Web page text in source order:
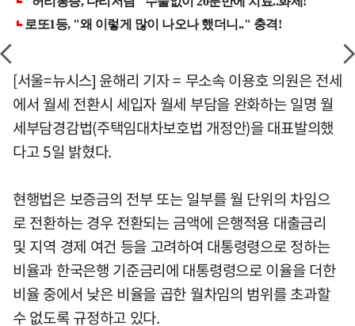
[서울=뉴시스] 윤해리 기자 = 무소속 이용호 의원은 전세
에서 월세 전환시 세입자 월세 부담을 완화하는 일명 월
세부담경감법(주택임대차보호법 개정안)을 대표발의했
다고 5일 밝혔다.
현행법은 보증금의 전부 또는 일부를 월 단위의 차임으
로 전환하는 경우 전환되는 금액에 은행적용 대출금리
및 지역 경제 여건 등을 고려하여 대통령령으로 정하는
비율과 한국은행 기준금리에 대통령령으로 이율을 더한
비율 중에서 낮은 비율을 곱한 월차임의 범위를 초과할
수 없도록 규정하고 있다.